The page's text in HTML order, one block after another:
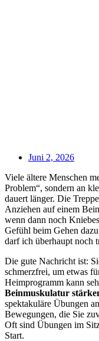
Juni 2, 2026
Viele ältere Menschen
Problem“, sondern an
dauert länger. Die
Anziehen auf einem
wenn dann noch
Gefühl beim Gehen
darf ich überhaupt noch
Die gute Nachricht ist:
schmerzfrei, um etwas
Heimprogramm kann
Beinmuskulatur
spektakuläre Übungen
Bewegungen, die Sie
Oft sind Übungen im
Start.